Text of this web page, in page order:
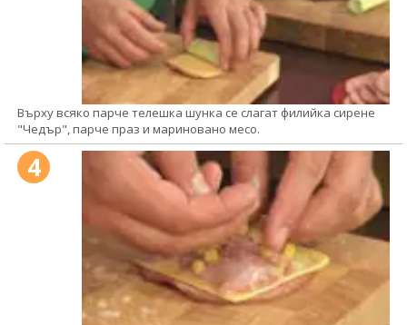
Върху всяко парче телешка шунка се слагат филийка сирене
"Чедър", парче праз и мариновано месо.
4